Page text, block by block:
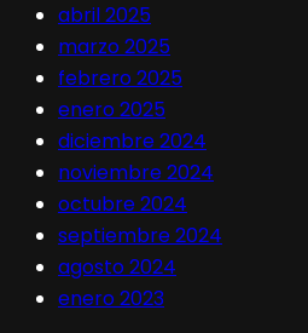
abril 2025
marzo 2025
febrero 2025
enero 2025
diciembre 2024
noviembre 2024
octubre 2024
septiembre 2024
agosto 2024
enero 2023